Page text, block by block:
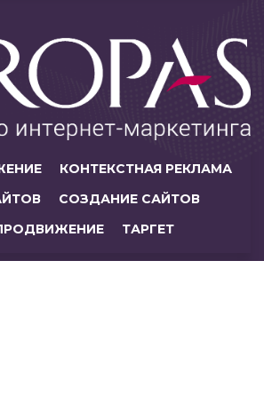
КОНТЕКСТНАЯ РЕКЛАМА
СОЗДАНИЕ САЙТОВ
ТАРГЕТ